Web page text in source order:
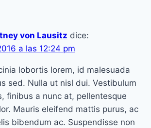
von Lausitz dice:
a las 12:24 pm
lobortis lorem, id malesuada
sed. Nulla ut nisl dui. Vestibulum
finibus a nunc at, pellentesque
Mauris eleifend mattis purus, ac
bibendum ac. Suspendisse non